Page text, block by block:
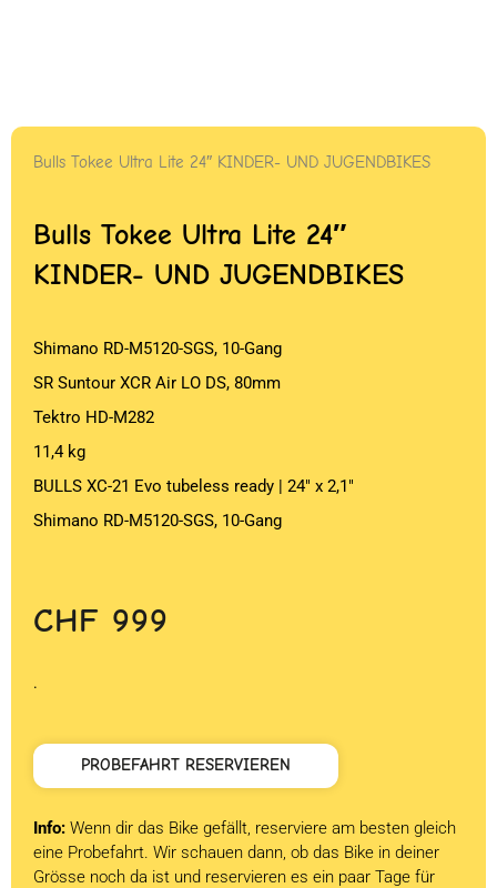
Bulls Tokee Ultra Lite 24″ KINDER- UND JUGENDBIKES
Bulls Tokee Ultra Lite 24″
KINDER- UND JUGENDBIKES
Shimano RD-M5120-SGS, 10-Gang
SR Suntour XCR Air LO DS, 80mm
Tektro HD-M282
11,4 kg
BULLS XC-21 Evo tubeless ready | 24″ x 2,1″
Shimano RD-M5120-SGS, 10-Gang
CHF 999
.
PROBEFAHRT RESERVIEREN
Info: Wenn dir das Bike gefällt, reserviere am besten gleich
eine Probefahrt. Wir schauen dann, ob das Bike in deiner
Grösse noch da ist und reservieren es ein paar Tage für